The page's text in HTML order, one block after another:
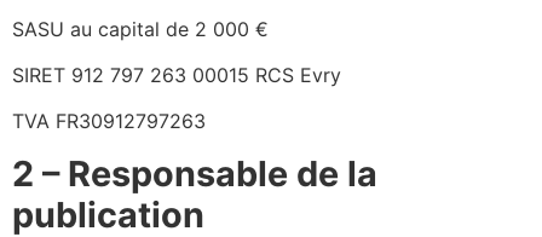
SASU au capital de 2 000 €
SIRET 912 797 263 00015 RCS Evry
TVA FR30912797263
2 – Responsable de la
publication